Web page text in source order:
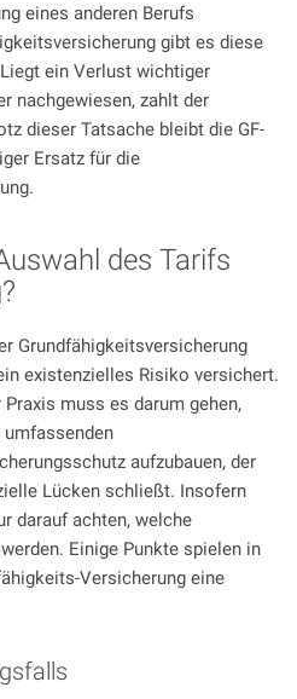
eines anderen Berufs
gibt es diese
ein Verlust wichtiger
nachgewiesen, zahlt der
dieser Tatsache bleibt die GF-
Ersatz für die
des Tarifs
Grundfähigkeitsversicherung
existenzielles Risiko versichert.
Praxis muss es darum gehen,
umfassenden
aufzubauen, der
Lücken schließt. Insofern
darauf achten, welche
Einige Punkte spielen in
Versicherung eine